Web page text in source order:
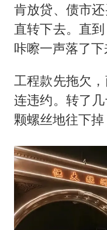
肯放贷、债市
直转下去。直
咔嚓一声落了下
工程款先拖欠
连违约。转了
颗螺丝地往下掉